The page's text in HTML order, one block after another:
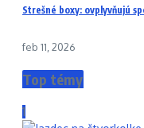
Strešné boxy: ovplyvňujú
feb 11, 2026
Top témy
1